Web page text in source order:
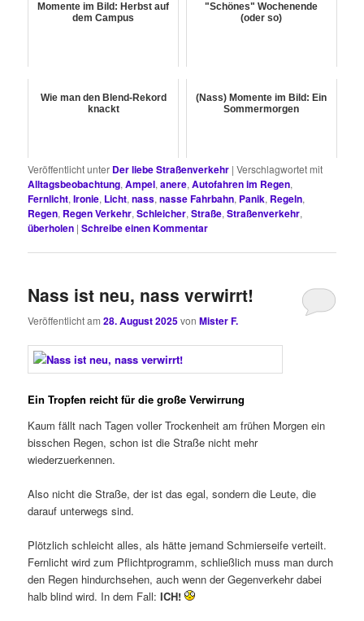
Momente im Bild: Herbst auf
dem Campus
"Schönes" Wochenende
(oder so)
Wie man den Blend-Rekord
knackt
(Nass) Momente im Bild: Ein
Sommermorgen
Veröffentlicht unter Der liebe Straßenverkehr |Verschlagwortet mit
Alltagsbeobachtung,Ampel,anere,Autofahren im Regen,
Fernlicht,Ironie, Licht,nass,nasse Fahrbahn, Panik, Regeln,
Regen, Regen Verkehr,Schleicher,Straße,Straßenverkehr,
überholen |Schreibe einen Kommentar
Nass ist neu, nass verwirrt!
Veröffentlicht am28. August 2025vonMister F.
Ein Tropfen reicht für die große Verwirrung
Kaum fällt nach Tagen voller Trockenheit am frühen Morgen ein
bisschen Regen, schon ist die Straße nicht mehr
wiederzuerkennen.
Also nicht die Straße, der ist das egal, sondern die Leute, die
darauf unterwegs sind.
Plötzlich schleicht alles, als hätte jemand Schmierseife verteilt.
Fernlicht wird zum Pflichtprogramm, schließlich muss man durch
den Regen hindurchsehen, auch wenn der Gegenverkehr dabei
halb blind wird. In dem Fall:ICH!